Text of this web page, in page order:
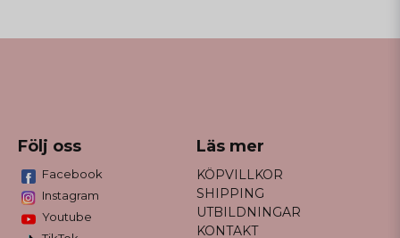
Följ oss
Facebook
Instagram
Youtube
Läs mer
KÖPVILLKOR
SHIPPING
UTBILDNINGAR
KONTAKT